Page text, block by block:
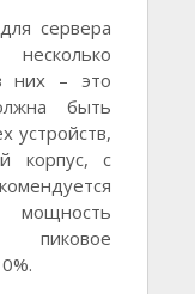
сервера
них – это
быть
устройств,
корпус, с
пиковое